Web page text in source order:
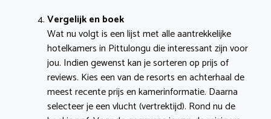
Vergelijk en boek
Wat nu volgt is een lijst met alle aantrekkelijke
hotelkamers in Pittulongu die interessant zijn voor
jou. Indien gewenst kan je sorteren op prijs of
reviews. Kies een van de resorts en achterhaal de
meest recente prijs en kamerinformatie. Daarna
selecteer je een vlucht (vertrektijd). Rond nu de